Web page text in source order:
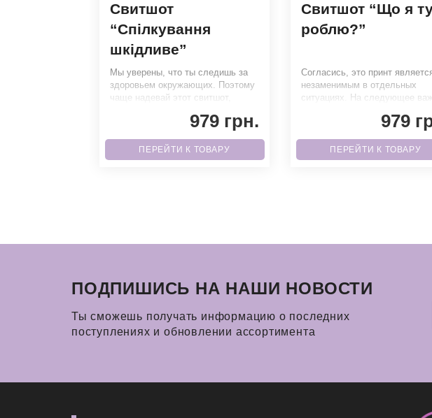
Свитшот
“Спілкування
шкідливе”
Мы уверены, что ты следишь за
здоровьем окружающих. Поэтому
чаще надевай этот свитшот,
979 грн.
ПЕРЕЙТИ К ТОВАРУ
Свитшот “Що я
роблю?”
Согласись, это принт
незаменимым в отдельных
ситуациях. На следующее
979
ПЕРЕЙТИ К ТОВАРУ
ПОДПИШИСЬ НА НАШИ НОВОСТИ
Ты сможешь получать информацию о последних
поступлениях и обновлении ассортимента